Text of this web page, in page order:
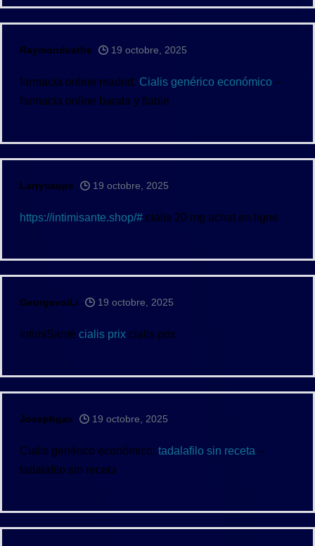
Raymondvathe 19 octobre, 2025
farmacia online madrid: Cialis genérico económico –
farmacia online barata y fiable
Larrycaups 19 octobre, 2025
https://intimisante.shop/# cialis 20 mg achat en ligne
GeorgevoiLi 19 octobre, 2025
IntimiSanté cialis prix cialis prix
Josephgax 19 octobre, 2025
Cialis genérico económico: tadalafilo sin receta –
tadalafilo sin receta